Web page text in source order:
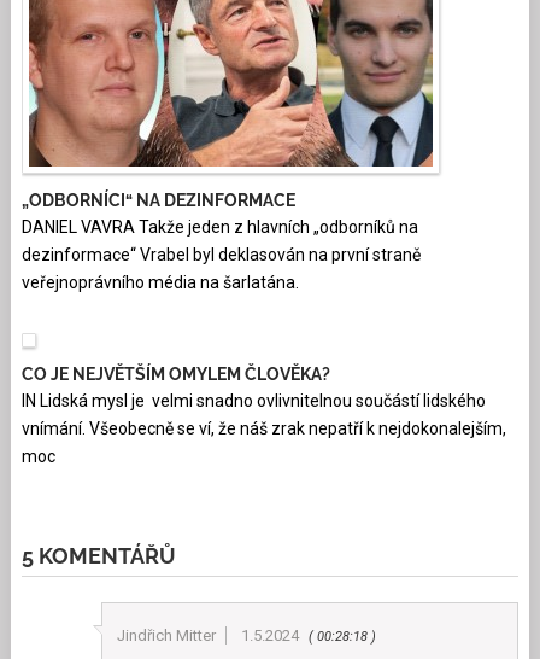
„ODBORNÍCI“ NA DEZINFORMACE
DANIEL VAVRA Takže jeden z hlavních „odborníků na
dezinformace“ Vrabel byl deklasován na první straně
veřejnoprávního média na šarlatána.
CO JE NEJVĚTŠÍM OMYLEM ČLOVĚKA?
IN Lidská mysl je velmi snadno ovlivnitelnou součástí lidského
vnímání. Všeobecně se ví, že náš zrak nepatří k nejdokonalejším,
moc
5 KOMENTÁŘŮ
Jindřich Mitter 1.5.2024 00:28:18